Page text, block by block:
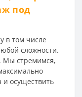
под
в том числе
сложности.
Мы стремимся,
и осуществить